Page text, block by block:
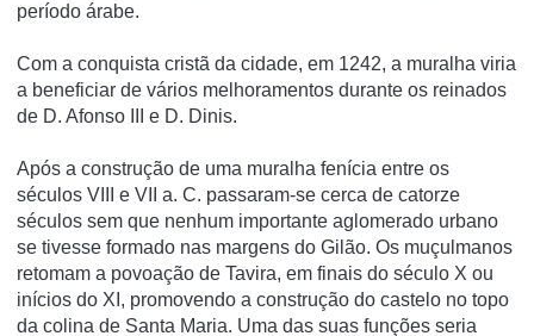
período árabe.
Com a conquista cristã da cidade, em 1242, a muralha viria
a beneficiar de vários melhoramentos durante os reinados
de D. Afonso III e D. Dinis.
Após a construção de uma muralha fenícia entre os
séculos VIII e VII a. C. passaram-se cerca de catorze
séculos sem que nenhum importante aglomerado urbano
se tivesse formado nas margens do Gilão. Os muçulmanos
retomam a povoação de Tavira, em finais do século X ou
inícios do XI, promovendo a construção do castelo no topo
da colina de Santa Maria. Uma das suas funções seria